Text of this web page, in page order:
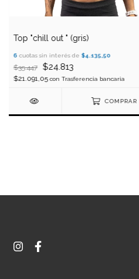
Top "chill out " (gris)
6 cuotas sin interés de $4.135,50
$35.447 $24.813
$21.091,05con Trasferencia bancaria
COMPRAR